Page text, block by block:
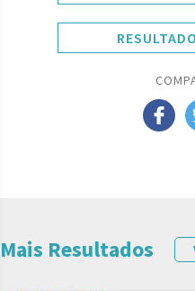
Mais Resultados